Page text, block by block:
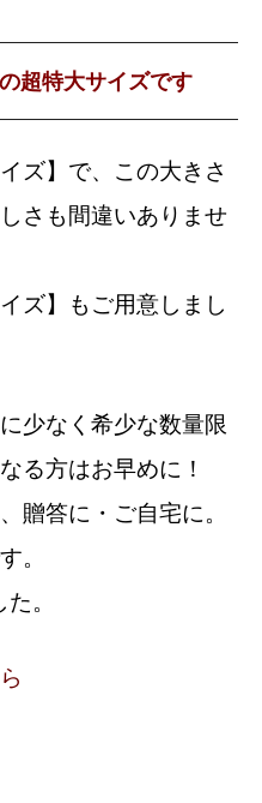
超特大サイズです
ズ】で、この大きさ
さも間違いありませ
ズ】もご用意しまし
少なく希少な数量限
る方はお早めに！
贈答に・ご自宅に。
。
。